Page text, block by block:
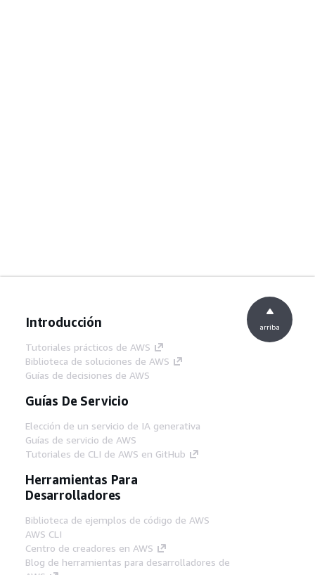
Introducción
Tutoriales prácticos de AWS
Biblioteca de soluciones de AWS
Guías de decisiones de AWS
Guías De Servicio
Elección de un servicio de IA generativa
Guías de servicio de AWS
Tutoriales de CLI de AWS en GitHub
Herramientas Para
Desarrolladores
Biblioteca de ejemplos de código de AWS
AWS CLI
Centro de creadores en AWS
Blog de herramientas para desarrolladores de
AWS
arriba